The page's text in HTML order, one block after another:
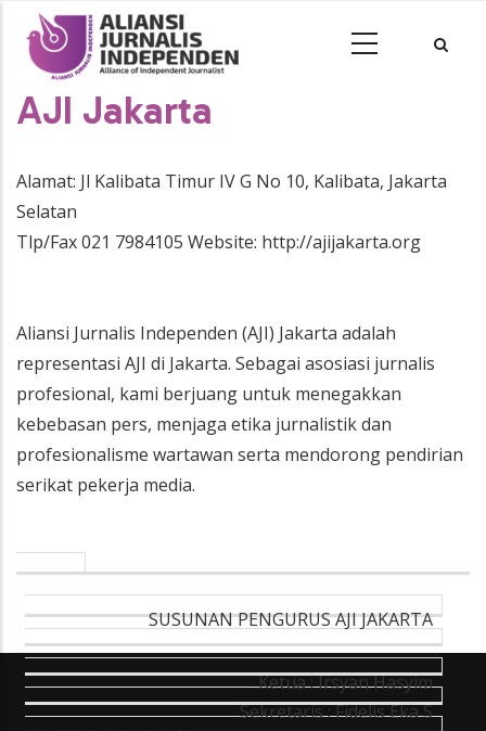
AJI Jakarta
Alamat: Jl Kalibata Timur IV G No 10, Kalibata, Jakarta
Selatan
Tlp/Fax 021 7984105 Website: http://ajijakarta.org
Aliansi Jurnalis Independen (AJI) Jakarta adalah
representasi AJI di Jakarta. Sebagai asosiasi jurnalis
profesional, kami berjuang untuk menegakkan
kebebasan pers, menjaga etika jurnalistik dan
profesionalisme wartawan serta mendorong pendirian
serikat pekerja media.
SUSUNAN PENGURUS AJI JAKARTA
Ketua : Irsyan Hasyim
Sekretaris : Fidelis Eka S